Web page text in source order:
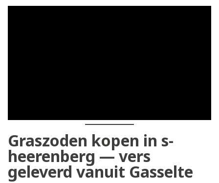
Graszoden kopen in s-
heerenberg — vers
geleverd vanuit Gasselte